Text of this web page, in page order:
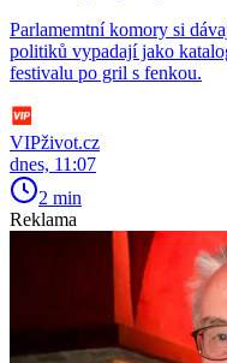
Parlamemtní komory si
politiků vypadají jako
festivalu po gril s fenkou.
VIPživot.cz
dnes, 11:07
2 min
Reklama